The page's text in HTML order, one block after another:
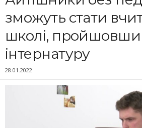
зможуть стати
школі, пройшовши
інтернатуру
28.01.2022